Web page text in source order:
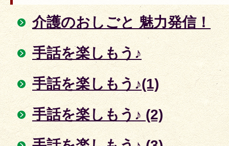
介護のおしごと 魅力発信！
手話を楽しもう♪
手話を楽しもう♪(1)
手話を楽しもう♪ (2)